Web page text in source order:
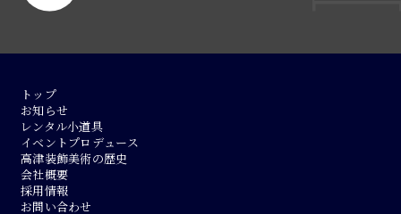
トップ
お知らせ
レンタル小道具
イベントプロデュース
高津装飾美術の歴史
会社概要
採用情報
お問い合わせ